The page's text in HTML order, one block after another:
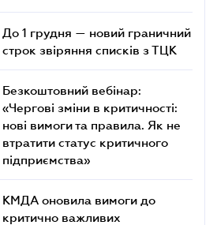
До 1 грудня — новий граничний
строк звіряння списків з ТЦК
Безкоштовний вебінар:
«Чергові зміни в критичності:
нові вимоги та правила. Як не
втратити статус критичного
підприємства»
КМДА оновила вимоги до
критично важливих